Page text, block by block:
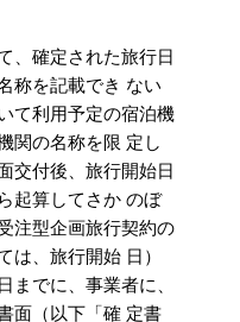
、確定された旅行日
称を記載でき ない
て利用予定の宿泊機
関の名称を限 定し
交付後、旅行開始日
起算してさか のぼ
注型企画旅行契約の
は、旅行開始 日）
までに、事業者に、
面（以下「確 定書